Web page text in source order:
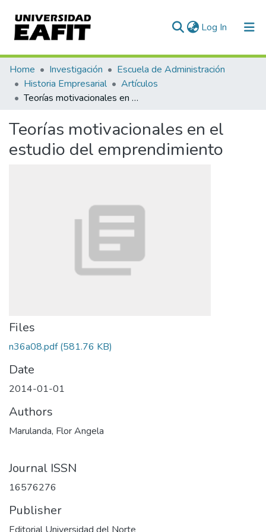
Log In (current)
Communities & Collections
All of DSpace
Home Investigación
Escuela de Administración
Historia Empresarial
Artículos
Teorías motivacionales en el estudio del emprendimiento
Teorías motivacionales en el
estudio del emprendimiento
Files
n36a08.pdf(581.76 KB)
Date
2014-01-01
Authors
Marulanda, Flor Angela
Journal ISSN
16576276
Publisher